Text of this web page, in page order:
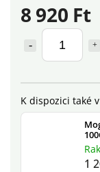
8 920 Ft
1